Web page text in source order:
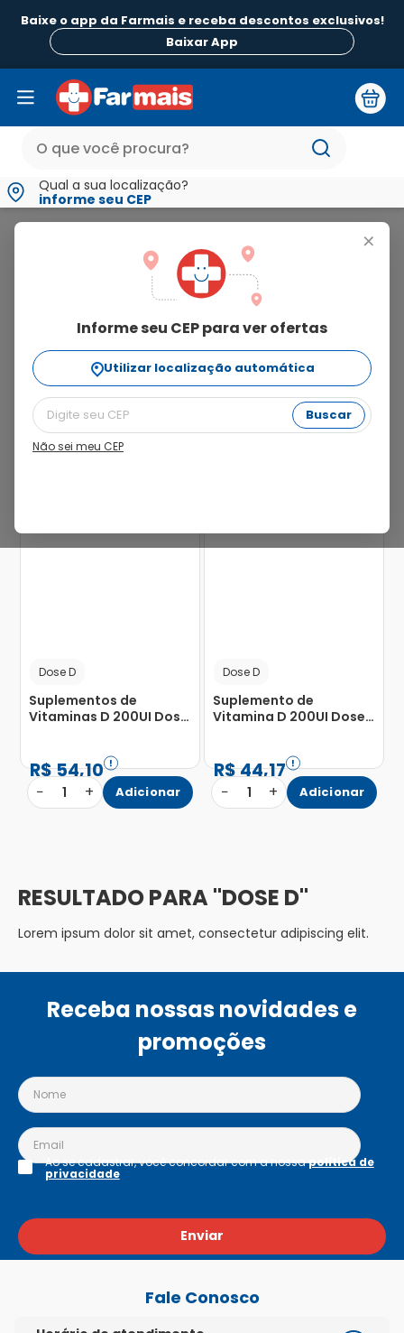
Baixe o app da Farmais e receba descontos exclusivos!
Baixar App
Qual a sua localização?
informe seu CEP
+
Informe seu CEP para ver ofertas
Utilizar localização automática
Buscar
Não sei meu CEP
dose
Ordenar Por
relevância
20%
Dose D
Suplementos de
Vitaminas D 200UI Dose
R$54,10
− 1 + Adicionar
Dose D
Suplemento de
Vitamina D 200UI Dose
R$44,17
− 1 + Adicionar
DOSE D
Lorem ipsum dolor sit amet, consectetur adipiscing elit.
Receba nossas novidades e
promoções
Enviar
Ao se cadastrar, você concordar com a nossapolítica de
privacidade
Fale Conosco